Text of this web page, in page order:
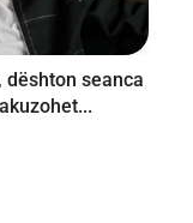
dështon seanca